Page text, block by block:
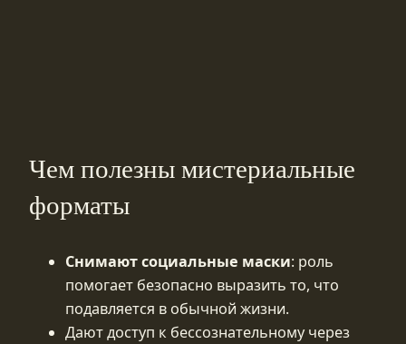
Чем полезны мистериальные
форматы
Снимают социальные маски: роль
помогает безопасно выразить то, что
подавляется в обычной жизни.
Дают доступ к бессознательному через